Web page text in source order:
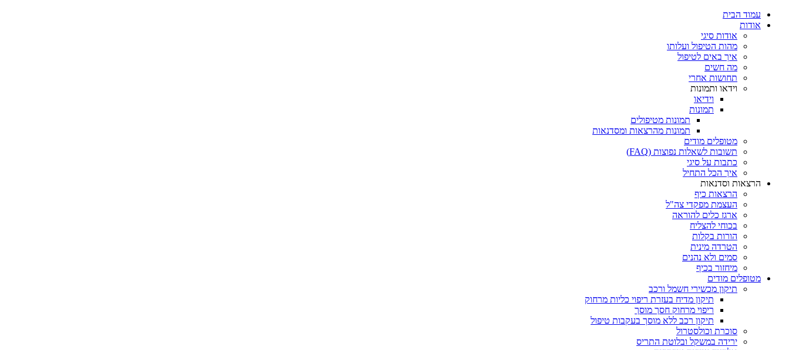
עמוד הבית
אודות
אודות סיגי
מהות הטיפול ועלותו
איך באים לטיפול
מה חשים
תחושות אחרי
וידאו ותמונות
וידיאו
תמונות
תמונות מטיפולים
תמונות מהרצאות ומסדנאות
מטופלים מודים
תשובות לשאלות נפוצות (FAQ)
כתבות על סיגי
איך הכל התחיל
הרצאות וסדנאות
הרצאות כיף
העצמת מפקדי צה"ל
ארגז כלים להוראה
בכוחי להצליח
הורות בקלות
הטרדה מינית
סמים ולא נהנים
מיחזור בכיף
מטופלים מודים
תיקון מכשירי חשמל ורכב
תיקון מדיח בעזרת ריפוי כליות מרחוק
ריפוי מרחוק חסך מוסך
תיקון רכב ללא מוסך בעקבות טיפול
סוכרת וכולסטרול
ירידה במשקל ובלוטת התריס